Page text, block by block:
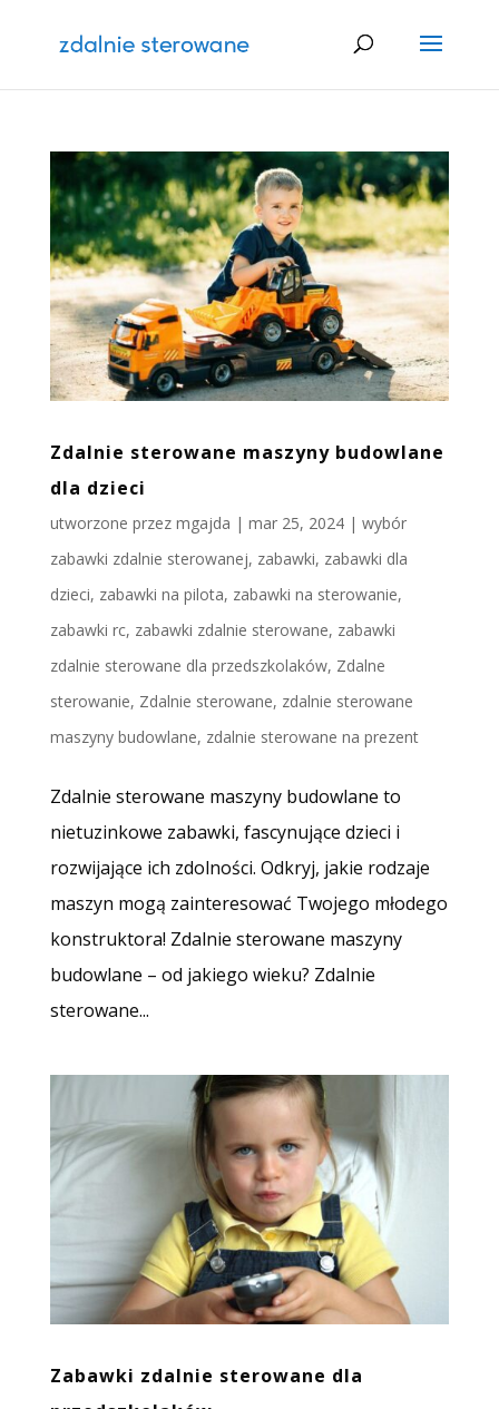
Zdalnie sterowane maszyny budowlane
dla dzieci
utworzone przez mgajda | mar 25, 2024| wybór
zabawki zdalnie sterowanej, zabawki, zabawki dla
dzieci, zabawki na pilota, zabawki na sterowanie,
zabawki rc, zabawki zdalnie sterowane, zabawki
zdalnie sterowane dla przedszkolaków, Zdalne
sterowanie, Zdalnie sterowane, zdalnie sterowane
maszyny budowlane, zdalnie sterowane na prezent
Zdalnie sterowane maszyny budowlane to
nietuzinkowe zabawki, fascynujące dzieci i
rozwijające ich zdolności. Odkryj, jakie rodzaje
maszyn mogą zainteresować Twojego młodego
konstruktora! Zdalnie sterowane maszyny
budowlane – od jakiego wieku? Zdalnie
sterowane...
Zabawki zdalnie sterowane dla